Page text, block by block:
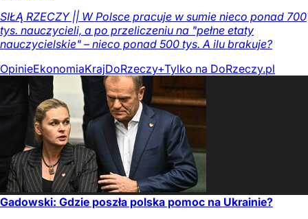
SIŁĄ RZECZY || W Polsce pracuje w sumie nieco ponad 700
tys. nauczycieli, a po przeliczeniu na "pełne etaty
nauczycielskie" – nieco ponad 500 tys. A ilu brakuje?
OpinieEkonomiaKrajDoRzeczy+Tylko na DoRzeczy.pl
Gadowski: Gdzie poszła polska pomoc na Ukrainie?